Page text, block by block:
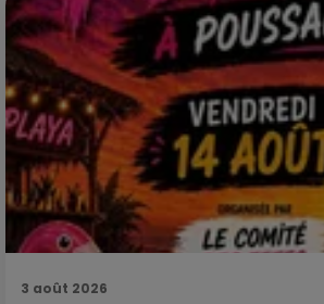
3 août 2026